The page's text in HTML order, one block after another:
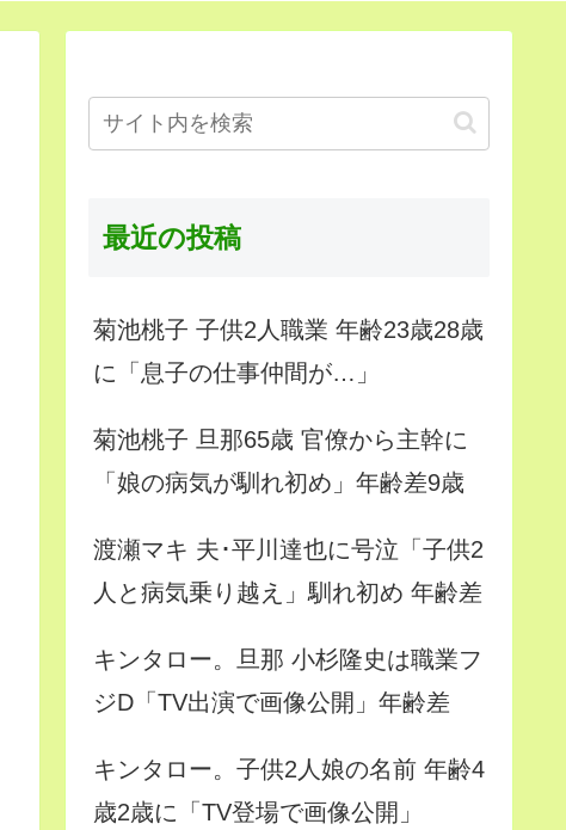
最近の投稿
菊池桃子 子供2人職業 年齢23歳28歳
に「息子の仕事仲間が…」
菊池桃子 旦那65歳 官僚から主幹に
「娘の病気が馴れ初め」年齢差9歳
渡瀬マキ 夫･平川達也に号泣「子供2
人と病気乗り越え」馴れ初め 年齢差
キンタロー。旦那 小杉隆史は職業フ
ジD「TV出演で画像公開」年齢差
キンタロー。子供2人娘の名前 年齢4
歳2歳に「TV登場で画像公開」